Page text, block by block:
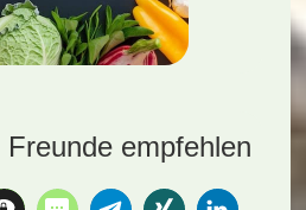
empfehlen